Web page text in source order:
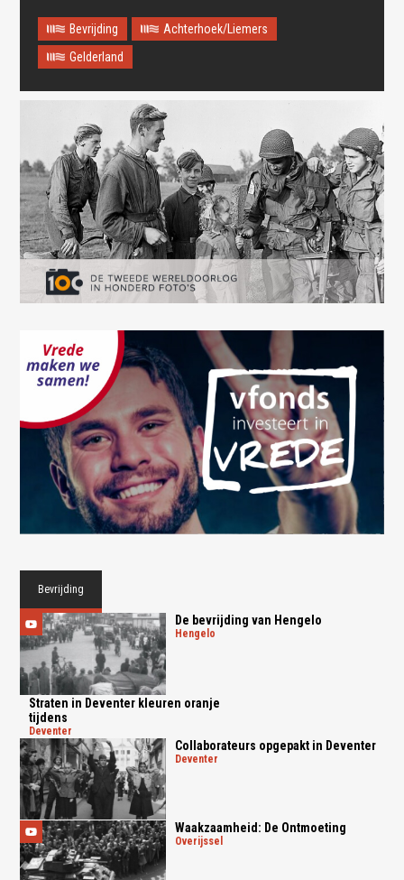
Oops! Something went
This page didn't load Google Maps correctly. See the
JavaScript console for technical details.
Bevrijding
Achterhoek/Liemers
Gelderland
Bevrijding
De bevrijding van Hengelo
hengelo
Straten in Deventer kleuren oranje
tijdens
deventer
Collaborateurs opgepakt in Deventer
deventer
Waakzaamheid: De Ontmoeting
overijssel